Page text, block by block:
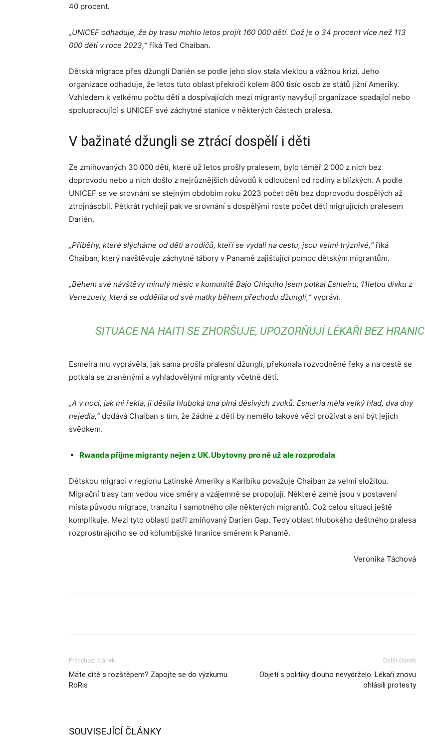
40 procent.
„UNICEF odhaduje, že by trasu mohlo letos projít 160 000 dětí. Což je o 34 procent více než 113
000 dětí v roce 2023,“ říká Ted Chaiban.
Dětská migrace přes džungli Darién se podle jeho slov stala vleklou a vážnou krizí. Jeho
organizace odhaduje, že letos tuto oblast překročí kolem 800 tisíc osob ze států jižní Ameriky.
Vzhledem k velkému počtu dětí a dospívajících mezi migranty navyšují organizace spadající nebo
spolupracující s UNICEF své záchytné stanice v některých částech pralesa.
V bažinaté džungli se ztrácí dospělí i děti
Ze zmiňovaných 30 000 dětí, které už letos prošly pralesem, bylo téměř 2 000 z nich bez
doprovodu nebo u nich došlo z nejrůznějších důvodů k odloučení od rodiny a blízkých. A podle
UNICEF se ve srovnání se stejným obdobím roku 2023 počet dětí bez doprovodu dospělých až
ztrojnásobil. Pětkrát rychleji pak ve srovnání s dospělými roste počet dětí migrujících pralesem
Darién.
„Příběhy, které slýcháme od dětí a rodičů, kteří se vydali na cestu, jsou velmi trýznivé,“říká
Chaiban, který navštěvuje záchytné tábory v Panamě zajišťující pomoc dětským migrantům.
„Během své návštěvy minulý měsíc v komunitě Bajo Chiquito jsem potkal Esmeiru, 11letou dívku z
Venezuely, která se oddělila od své matky během přechodu džunglí,“vypráví.
SITUACE NA HAITI SE ZHORŠUJE, UPOZORŇUJÍ LÉKAŘI BEZ HRANIC
Esmeira mu vyprávěla, jak sama prošla pralesní džunglí, překonala rozvodněné řeky a na cestě se
potkala se zraněnými a vyhladovělými migranty včetně dětí.
„A v noci, jak mi řekla, ji děsila hluboká tma plná děsivých zvuků. Esmeria měla velký hlad, dva dny
nejedla,“dodává Chaiban s tím, že žádné z dětí by nemělo takové věci prožívat a ani být jejich
svědkem.
Rwanda přijme migranty nejen z UK. Ubytovny pro ně už ale rozprodala
Dětskou migraci v regionu Latinské Ameriky a Karibiku považuje Chaiban za velmi složitou.
Migrační trasy tam vedou více směry a vzájemně se propojují. Některé země jsou v postavení
místa původu migrace, tranzitu i samotného cíle některých migrantů. Což celou situaci ještě
komplikuje. Mezi tyto oblasti patří zmiňovaný Darien Gap. Tedy oblast hlubokého deštného pralesa
rozprostírajícího se od kolumbijské hranice směrem k Panamě.
Veronika Táchová
Předchozí článek
Máte dítě s rozštěpem? Zapojte se do výzkumu
RoRis
Další článek
Objetí s politiky dlouho nevydrželo. Lékaři znovu
ohlásili protesty
SOUVISEJÍCÍ ČLÁNKY